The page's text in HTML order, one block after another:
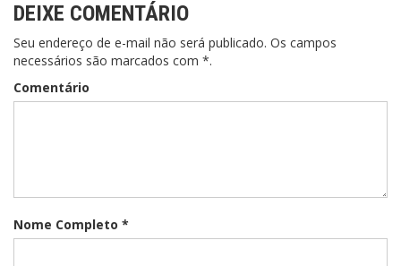
DEIXE COMENTÁRIO
Seu endereço de e-mail não será publicado. Os campos
necessários são marcados com *.
Comentário
Nome Completo *